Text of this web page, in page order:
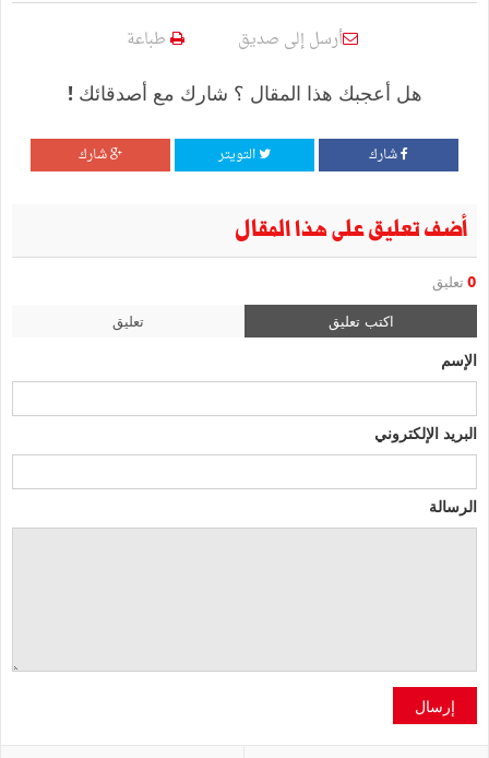
أرسل إلى صديق طباعة
هل أعجبك هذا المقال ؟ شارك مع أصدقائك !
شارك التويتر شارك
أضف تعليق على هذا المقال
0 تعليق
اكتب تعليق تعليق
الإسم
البريد الإلكتروني
الرسالة
إرسال